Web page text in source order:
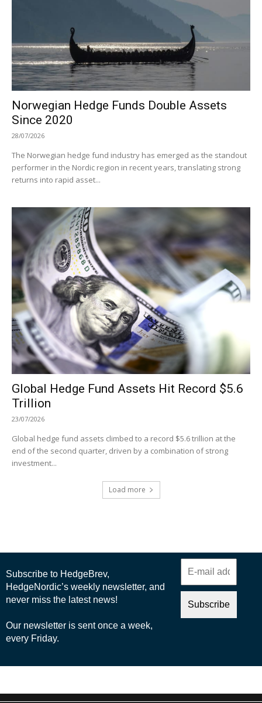
Norwegian Hedge Funds Double Assets
Since 2020
28/07/2026
The Norwegian hedge fund industry has emerged as the standout
performer in the Nordic region in recent years, translating strong
returns into rapid asset...
Global Hedge Fund Assets Hit Record $5.6
Trillion
23/07/2026
Global hedge fund assets climbed to a record $5.6 trillion at the
end of the second quarter, driven by a combination of strong
investment...
Load more